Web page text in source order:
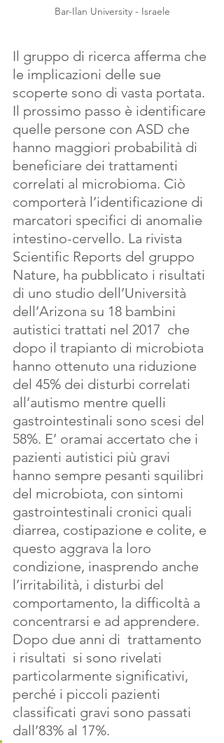
Bar-Ilan University - Israele
Il gruppo di ricerca afferma che
le implicazioni delle sue
scoperte sono di vasta portata.
Il prossimo passo è identificare
quelle persone con ASD che
hanno maggiori probabilità di
beneficiare dei trattamenti
correlati al microbioma. Ciò
comporterà l’identificazione di
marcatori specifici di anomalie
intestino-cervello. La rivista
Scientific Reports del gruppo
Nature, ha pubblicato i risultati
di uno studio dell’Università
dell’Arizona su 18 bambini
autistici trattati nel 2017  che
dopo il trapianto di microbiota
hanno ottenuto una riduzione
del 45% dei disturbi correlati
all’autismo mentre quelli
gastrointestinali sono scesi del
58%. E’ oramai accertato che i
pazienti autistici più gravi
hanno sempre pesanti squilibri
del microbiota, con sintomi
gastrointestinali cronici quali
diarrea, costipazione e colite, e
questo aggrava la loro
condizione, inasprendo anche
l’irritabilità, i disturbi del
comportamento, la difficoltà a
concentrarsi e ad apprendere.
Dopo due anni di  trattamento
i risultati  si sono rivelati
particolarmente significativi,
perché i piccoli pazienti
classificati gravi sono passati
dall’83% al 17%.